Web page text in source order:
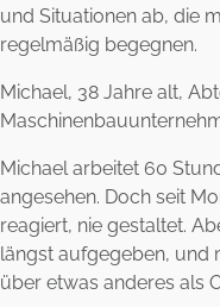
und Situationen ab, die
regelmäßig begegnen.
Michael, 38 Jahre alt,
Michael arbeitet 60
angesehen. Doch seit
reagiert, nie gestaltet.
längst aufgegeben, und
über etwas anderes als